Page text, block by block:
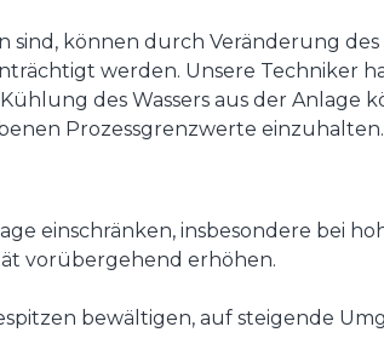
sind, können durch Veränderung
werden. Unsere Techniker
des Wassers aus der Anlage
Prozessgrenzwerte einzuhalten.
einschränken, insbesondere bei
vorübergehend erhöhen.
bewältigen, auf steigende